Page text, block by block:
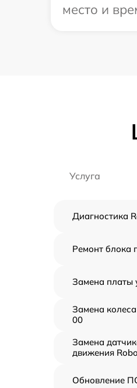
место и
Услуга
Диагностика
Ремонт блока
Замена платы
Замена
00
Замена
движения
Обновление